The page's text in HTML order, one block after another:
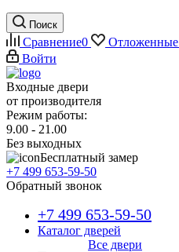
Поиск
Сравнение0 Отложенные
Войти
Входные двери
от производителя
Режим работы:
9.00 - 21.00
Без выходных
Бесплатный замер
+7 499 653-59-50
Обратный звонок
+7 499 653-59-50
Каталог дверей
Все двери